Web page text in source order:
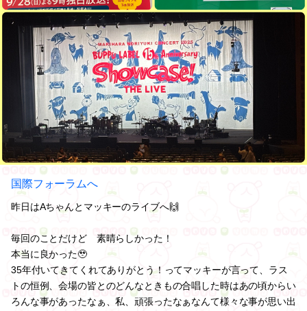
国際フォーラムへ
昨日はAちゃんとマッキーのライブへ🙌
毎回のことだけど 素晴らしかった！
本当に良かった🥹
35年付いてきてくれてありがとう！ってマッキーが言って、ラス
トの恒例、会場の皆とのどんなときもの合唱した時はあの頃からい
ろんな事があったなぁ、私、頑張ったなぁなんて様々な事が思い出